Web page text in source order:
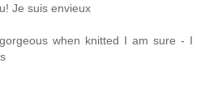
Je suis envieux
when knitted I am sure - I